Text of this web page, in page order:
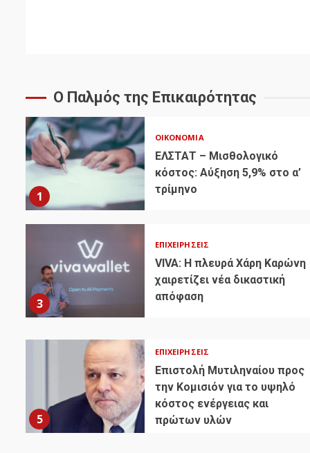
Ο Παλμός της Επικαιρότητας
1
ΟΙΚΟΝΟΜΊΑ
ΕΛΣΤΑΤ – Μισθολογικό
κόστος: Αύξηση 5,9% στο α’
τρίμηνο
3
ΕΠΙΧΕΙΡΉΣΕΙΣ
VIVA: Η πλευρά Χάρη Καρώνη
χαιρετίζει νέα δικαστική
απόφαση
5
ΕΠΙΧΕΙΡΉΣΕΙΣ
Επιστολή Μυτιληναίου προς
την Κομισιόν για το υψηλό
κόστος ενέργειας και
πρώτων υλών